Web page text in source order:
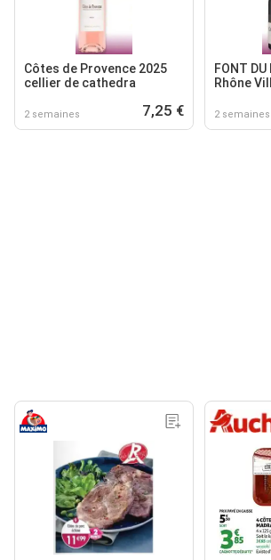
Côtes de Provence 2025
cellier de cathedra
2 semaines 7,25 €
FONT
Rhône
2 semaines